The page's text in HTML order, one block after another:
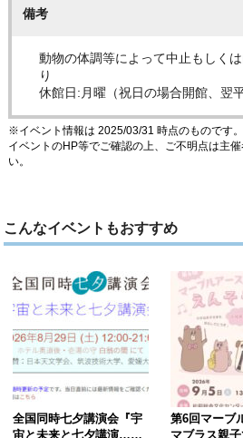
備考
動物の体調等によって中止もしく
り
休館日:月曜（祝日の場合開館、翌平
※イベント情報は 2025/03/31 時点のものです
イベントのHP等でご確認の上、ご不明点は主
い。
こんなイベントもおすすめ
全国同時七夕講演会『宇
宙と未来と七夕講演……
第6回マーブ
マブラス親